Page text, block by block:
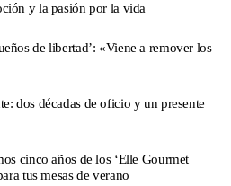
y la pasión por la vida
de libertad’: «Viene a remover los
dos décadas de oficio y un presente
cinco años de los ‘Elle Gourmet
tus mesas de verano